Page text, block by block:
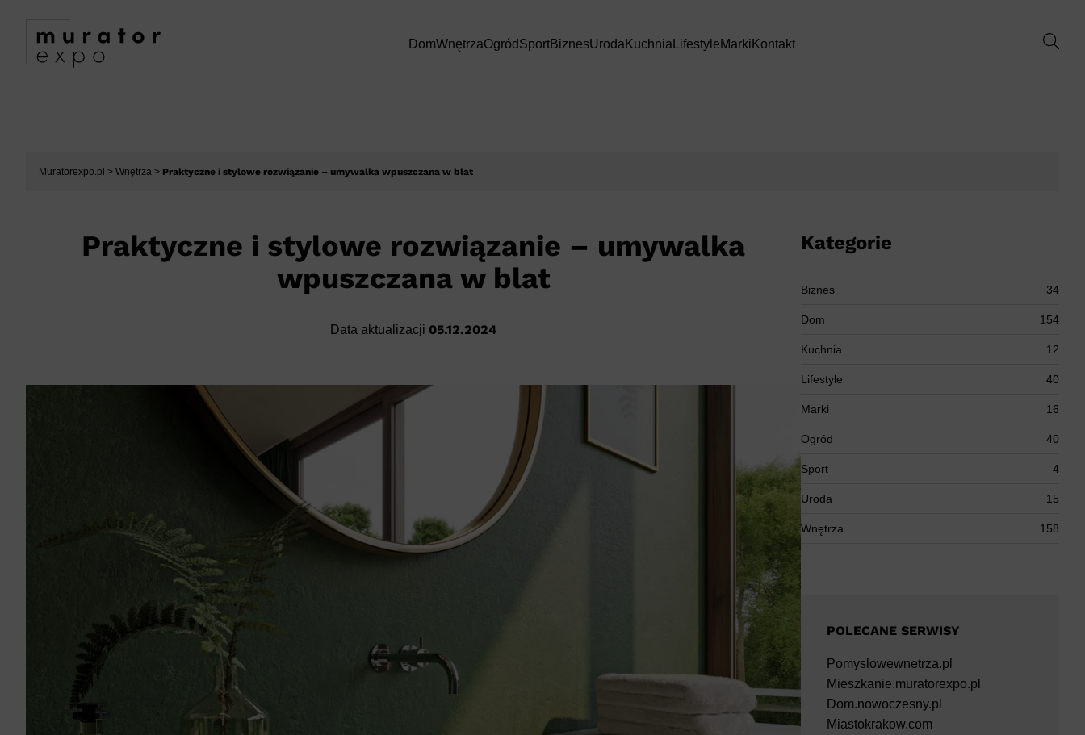
DomWnętrzaOgródSportBiznesUroda Kuchnia LifestyleMarki Kontakt
Muratorexpo.pl > Wnętrza > Praktyczne i stylowe rozwiązanie – umywalka wpuszczana w blat
Praktyczne i stylowe rozwiązanie – umywalka
wpuszczana w blat
Data aktualizacji 05.12.2024
Kategorie
Biznes 34
Dom 154
Kuchnia 12
Lifestyle 40
Marki 16
Ogród 40
Sport 4
Uroda 15
Wnętrza 158
POLECANE SERWISY
Pomyslowewnetrza.pl
Mieszkanie.muratorexpo.pl
Dom.nowoczesny.pl
Miastokrakow.com